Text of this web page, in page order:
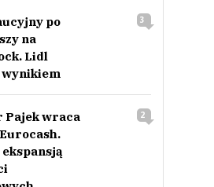
po
na
Lidl
wynikiem
3
Pajek wraca
2